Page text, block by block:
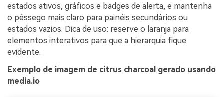
estados ativos, gráficos e badges de alerta, e mantenha
o pêssego mais claro para painéis secundários ou
estados vazios. Dica de uso: reserve o laranja para
elementos interativos para que a hierarquia fique
evidente.
Exemplo de imagem de citrus charcoal gerado usando
media.io